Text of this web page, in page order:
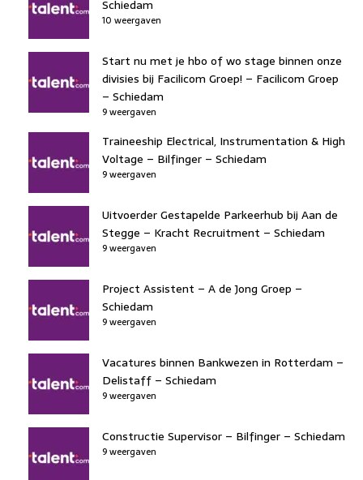
Schiedam
10 weergaven
Start nu met je hbo of wo stage binnen onze
divisies bij Facilicom Groep! – Facilicom Groep
– Schiedam
9 weergaven
Traineeship Electrical, Instrumentation & High
Voltage – Bilfinger – Schiedam
9 weergaven
Uitvoerder Gestapelde Parkeerhub bij Aan de
Stegge – Kracht Recruitment – Schiedam
9 weergaven
Project Assistent – A de Jong Groep –
Schiedam
9 weergaven
Vacatures binnen Bankwezen in Rotterdam –
Delistaff – Schiedam
9 weergaven
Constructie Supervisor – Bilfinger – Schiedam
9 weergaven